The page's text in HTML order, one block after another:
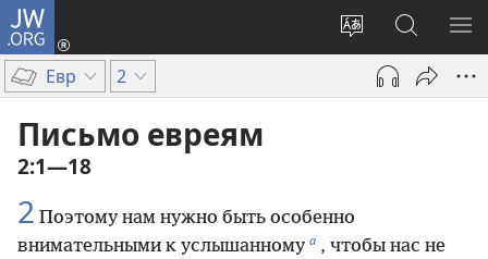
JW.ORG
Изменить
язык
сайта
Войти
(открывается
новом
Поиск
по
jw.org
Евр 2
Письмо евреям
2:1—18
2 Поэтому нам нужно быть особенно
внимательными к услышанному а , чтобы нас не